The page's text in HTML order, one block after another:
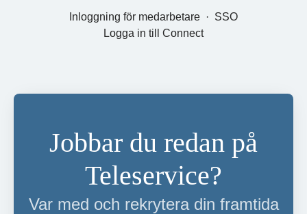
Inloggning för medarbetare · SSO
Logga in till Connect
Jobbar du redan på
Teleservice?
Var med och rekrytera din framtida